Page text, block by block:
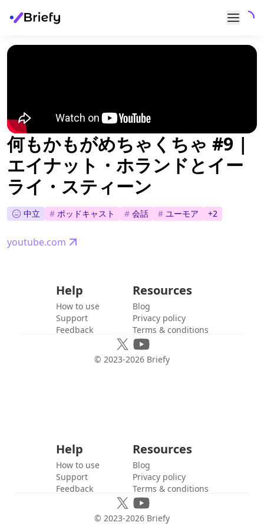
何もかもがめちゃくちゃ #9 |
エイナット・ホランドとイー
ライ・スティーン
中立 # ポッドキャスト # 会話 # ユーモア +2
youtube.com
Help
How to use
Support
Feedback
Resources
Blog
Privacy policy
Terms & conditions
© 2023-2026 Briefy
Help
How to use
Support
Feedback
Resources
Blog
Privacy policy
Terms & conditions
© 2023-2026 Briefy